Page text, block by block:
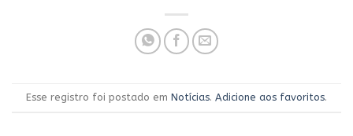
Esse registro foi postado em Notícias. Adicione aos favoritos.